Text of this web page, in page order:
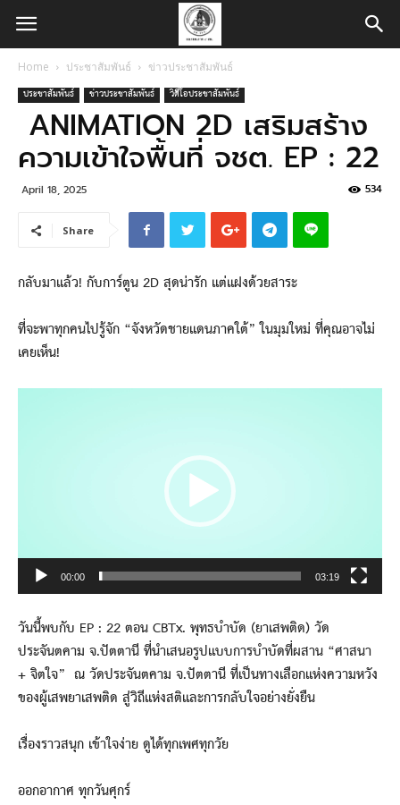
Home ประชาสัมพันธ์ ข่าวประชาสัมพันธ์
ประชาสัมพันธ์ ข่าวประชาสัมพันธ์ วิดีโอประชาสัมพันธ์
ANIMATION 2D เสริมสร้าง
ความเข้าใจพื้นที่ จชต. EP : 22
April 18, 2025 534
Share
กลับมาแล้ว! กับการ์ตูน 2D สุดน่ารัก แต่แฝงด้วยสาระ
ที่จะพาทุกคนไปรู้จัก “จังหวัดชายแดนภาคใต้” ในมุมใหม่ ที่คุณอาจไม่
เคยเห็น!
00:00 03:19
วันนี้พบกับ EP : 22 ตอน CBTx. พุทธบำบัด (ยาเสพติด) วัด
ประจันตคาม จ.ปัตตานี ที่นำเสนอรูปแบบการบำบัดที่ผสาน “ศาสนา
+ จิตใจ” ณ วัดประจันตคาม จ.ปัตตานี ที่เป็นทางเลือกแห่งความหวัง
ของผู้เสพยาเสพติด สู่วิถีแห่งสติและการกลับใจอย่างยั่งยืน
เรื่องราวสนุก เข้าใจง่าย ดูได้ทุกเพศทุกวัย
ออกอากาศ ทุกวันศุกร์